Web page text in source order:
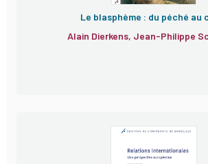
Le blasphème : du péché au
Alain Dierkens, Jean-Philippe